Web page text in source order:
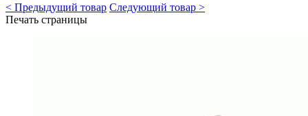
< Предыдущий товар Следующий товар >
Печать страницы